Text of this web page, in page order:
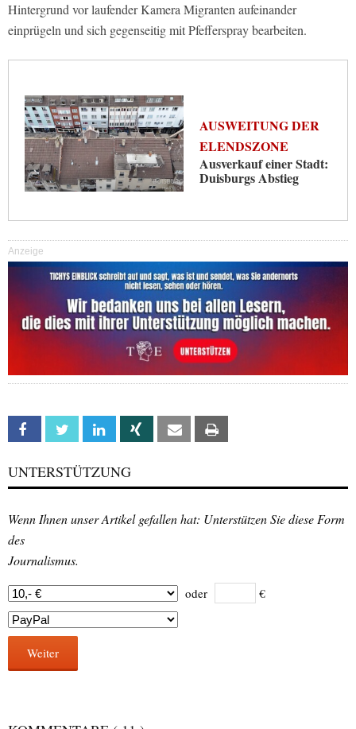
Hintergrund vor laufender Kamera Migranten aufeinander
einprügeln und sich gegenseitig mit Pfefferspray bearbeiten.
AUSWEITUNG DER
ELENDSZONE
Ausverkauf einer Stadt:
Duisburgs Abstieg
Anzeige
Facebook Twitter Linkedin Xing Email
UNTERSTÜTZUNG
Wenn Ihnen unser Artikel gefallen hat: Unterstützen Sie diese Form
des
Journalismus.
oder €
Weiter